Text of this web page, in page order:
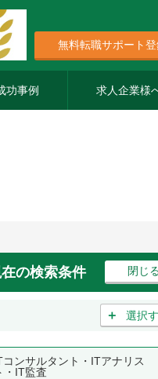
無料転職サポート
功事例 求人企業様
の検索条件
＋ 選択
コンサルタント・ITアナリス
・IT監査